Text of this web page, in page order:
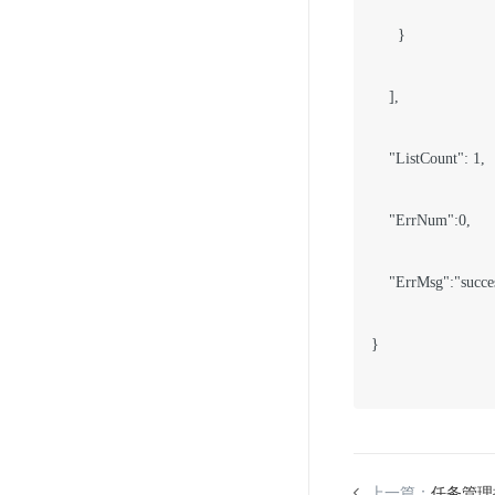
      }
    ],
    "ListCount": 1,
    "ErrNum":0,
}